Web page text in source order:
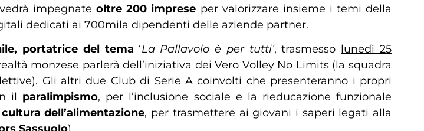
vedrà impegnateoltre 200 imprese per valorizzare insieme i temi della
dedicati ai 700mila dipendenti delle aziende partner.
portatrice del tema ‘La Pallavolo è per tutti’, trasmesso lunedì 25
monzese parlerà dell’iniziativa dei Vero Volley No Limits (la squadra
Gli altri due Club di Serie A coinvolti che presenteranno i propri
il paralimpismo, per l’inclusione sociale e la rieducazione funzionale
cultura dell’alimentazione, per trasmettere ai giovani i saperi legati alla